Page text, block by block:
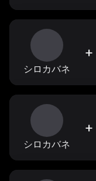
シロカバネ
+
シロカバネ
+